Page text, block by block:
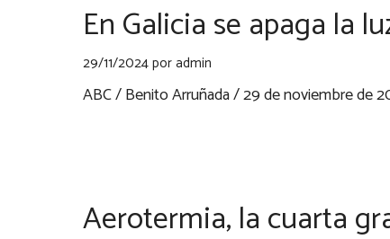
En Galicia se apaga la
29/11/2024poradmin
ABC / Benito Arruñada / 29 de noviembre de
Aerotermia, la cuarta